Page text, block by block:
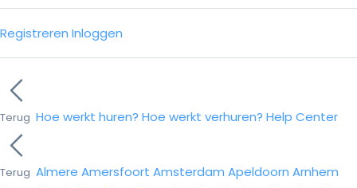
Registreren Inloggen
Terug Hoe werkt huren? Hoe werkt verhuren? Help Center
Terug Almere Amersfoort Amsterdam Apeldoorn Arnhem